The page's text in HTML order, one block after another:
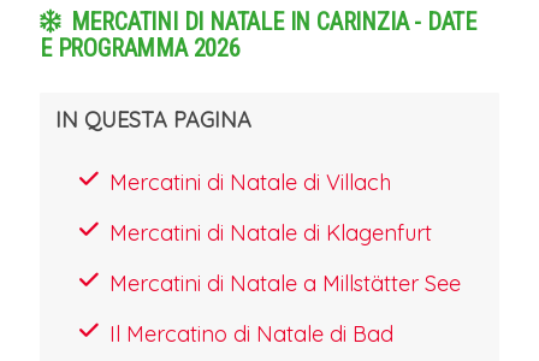
caratteristiche bancarelle in legno
risplendono contro la facciata
barocca della basilica, illuminando
tradizionali e prelibatezze locali. La
maestosa piazza, con il suo grande
albero addobbato, è avvolta da
MERCATINI DI NATALE IN CARINZIA - DATE
E PROGRAMMA 2026
IN QUESTA PAGINA
Mercatini di Natale di Villach
Mercatini di Natale di Klagenfurt
Mercatini di Natale a Millstätter See
Il Mercatino di Natale di Bad